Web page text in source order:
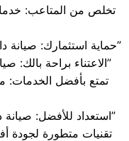
“حماية استثمارك: صيانة دايو المحترفة تصل إلى منيا القمح”
“الاعتناء براحة بالك: صيانة دايو السلسة في منيا القمح”
“استعداد للأفضل: صيانة دايو الفعّالة تصل إلى منيا القمح”